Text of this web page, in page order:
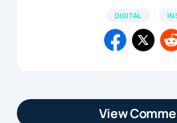
DIGITAL
View